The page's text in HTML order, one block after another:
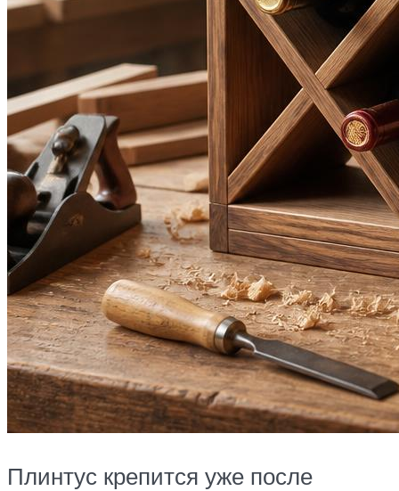
Плинтус крепится уже после